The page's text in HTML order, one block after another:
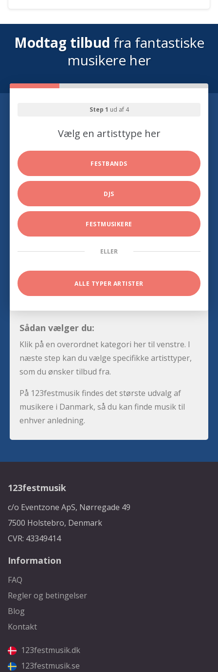
Modtag tilbud fra fantastiske
musikere her
Step 1 ud af 4
Vælg en artisttype her
FESTBANDS
DJS
FESTMUSIKERE
ELLER
ALLE TYPER ARTISTER
Sådan vælger du:
Klik på en overordnet kategori her til venstre. I
næste step kan du vælge specifikke artisttyper,
som du ønsker tilbud fra.
På 123festmusik findes det største udvalg af
musikere i Danmark, så du kan finde musik til
enhver anledning.
123festmusik
c/o Eventzone ApS, Nørregade 49
7500 Holstebro, Denmark
CVR: 43349414
Information
FAQ
Regler og betingelser
Blog
Kontakt
123festmusik.dk
123festmusik.se